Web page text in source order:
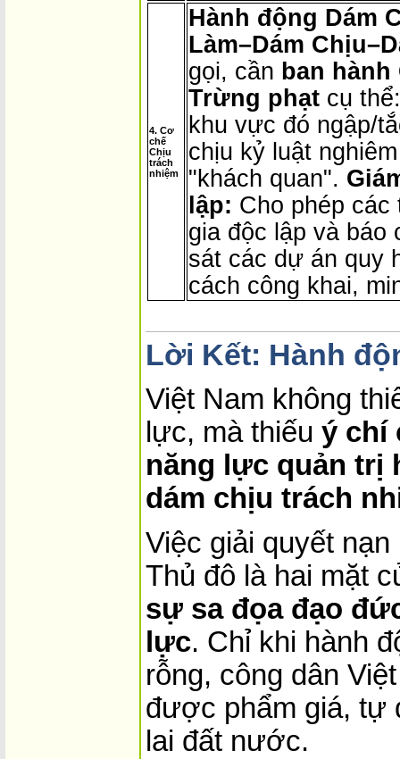
4. Cơ
chế
Chịu
trách
nhiệm
Hành động Dám
Làm–Dám
gọi, cần ban
Trừng phạt cụ
khu vực đó ngập/
chịu kỷ luật
"khách quan".
lập: Cho phép
gia độc lập và báo
sát các dự án quy
cách công khai,
Lời Kết: Hành
Việt Nam không
lực, mà thiếu ý chí
năng lực quản trị
dám chịu trách
Việc giải quyết
Thủ đô là hai mặt
sự sa đọa đạo
lực. Chỉ khi hành
rỗng, công dân
được phẩm giá, tự
lai đất nước.